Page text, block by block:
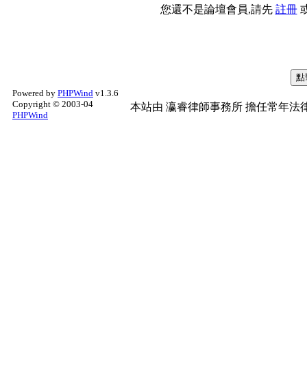
您還不是論壇會員,請先 註冊
Powered by PHPWind v1.3.6
Copyright © 2003-04
PHPWind
本站由 瀛睿律師事務所 擔任常年法